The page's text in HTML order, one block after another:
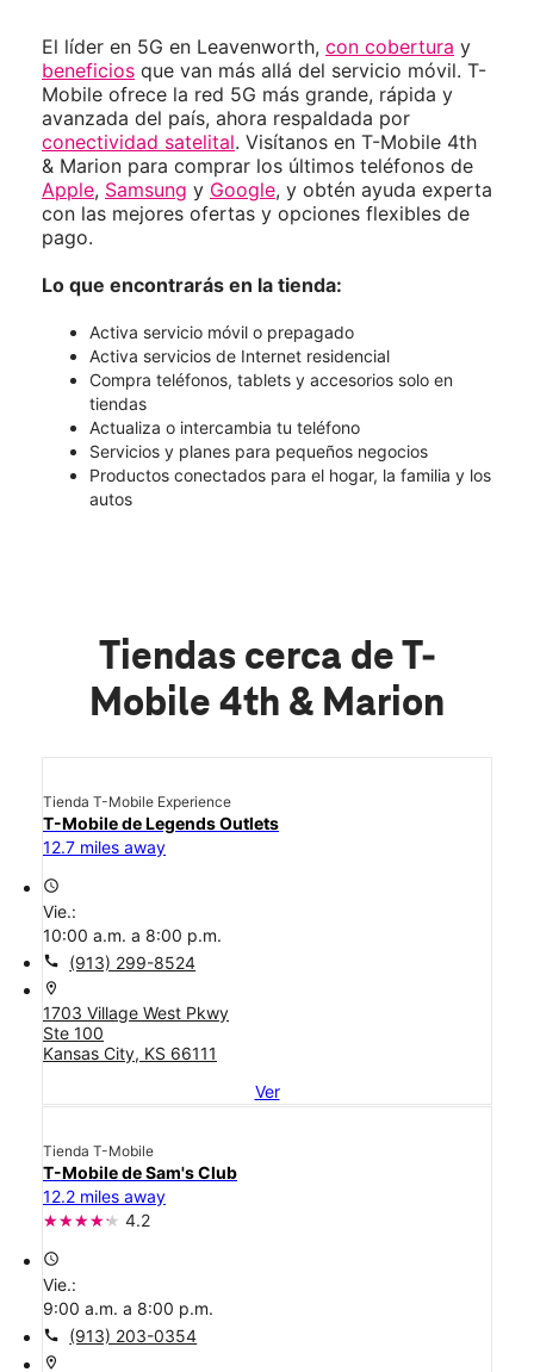
El líder en 5G en Leavenworth, con cobertura y
beneficios que van más allá del servicio móvil. T-
Mobile ofrece la red 5G más grande, rápida y
avanzada del país, ahora respaldada por
conectividad satelital. Visítanos en T-Mobile 4th
& Marion para comprar los últimos teléfonos de
Apple, Samsung y Google, y obtén ayuda experta
con las mejores ofertas y opciones flexibles de
pago.
Lo que encontrarás en la tienda:
Activa servicio móvil o prepagado
Activa servicios de Internet residencial
Compra teléfonos, tablets y accesorios solo en
tiendas
Actualiza o intercambia tu teléfono
Servicios y planes para pequeños negocios
Productos conectados para el hogar, la familia y los
autos
Tiendas cerca de T-
Mobile 4th & Marion
Tienda T-Mobile Experience
T-Mobile de Legends Outlets
12.7 miles away
access_time
Vie.:
10:00 a.m. a 8:00 p.m.
call (913) 299-8524
location_on
1703 Village West Pkwy
Ste 100
Kansas City, KS 66111
Ver
Tienda T-Mobile
T-Mobile de Sam's Club
12.2 miles away
4.2
access_time
Vie.:
9:00 a.m. a 8:00 p.m.
call (913) 203-0354
location_on